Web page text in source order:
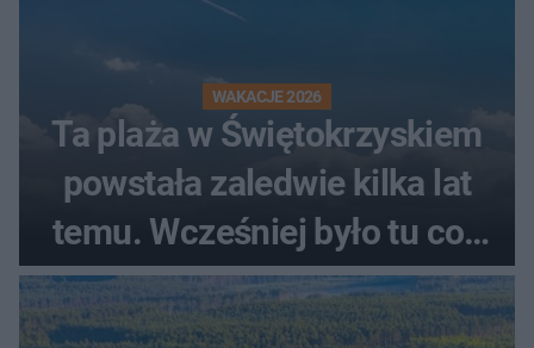
WAKACJE 2026
Ta plaża w Świętokrzyskiem
powstała zaledwie kilka lat
temu. Wcześniej było tu coś
zupełnie innego